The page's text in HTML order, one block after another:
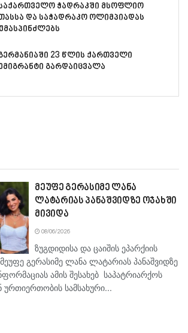
ჭადრაკში მსოფლიო
და საჭადრაკო ოლიმპიადას
23 წლის ქართველი
გარდაიცვალა
მეუფე გერასიმე ლანა
ლატარიას პანაშვიდზე ოჯახში
მივიდა
08/06/2026
ზუგდიდისა და ცაიშის ეპარქიის
გერასიმე ლანა ლატარიას პანაშვიდზე
ამის შესახებ საპატრიარქოს
ურთიერთობის სამსახური...